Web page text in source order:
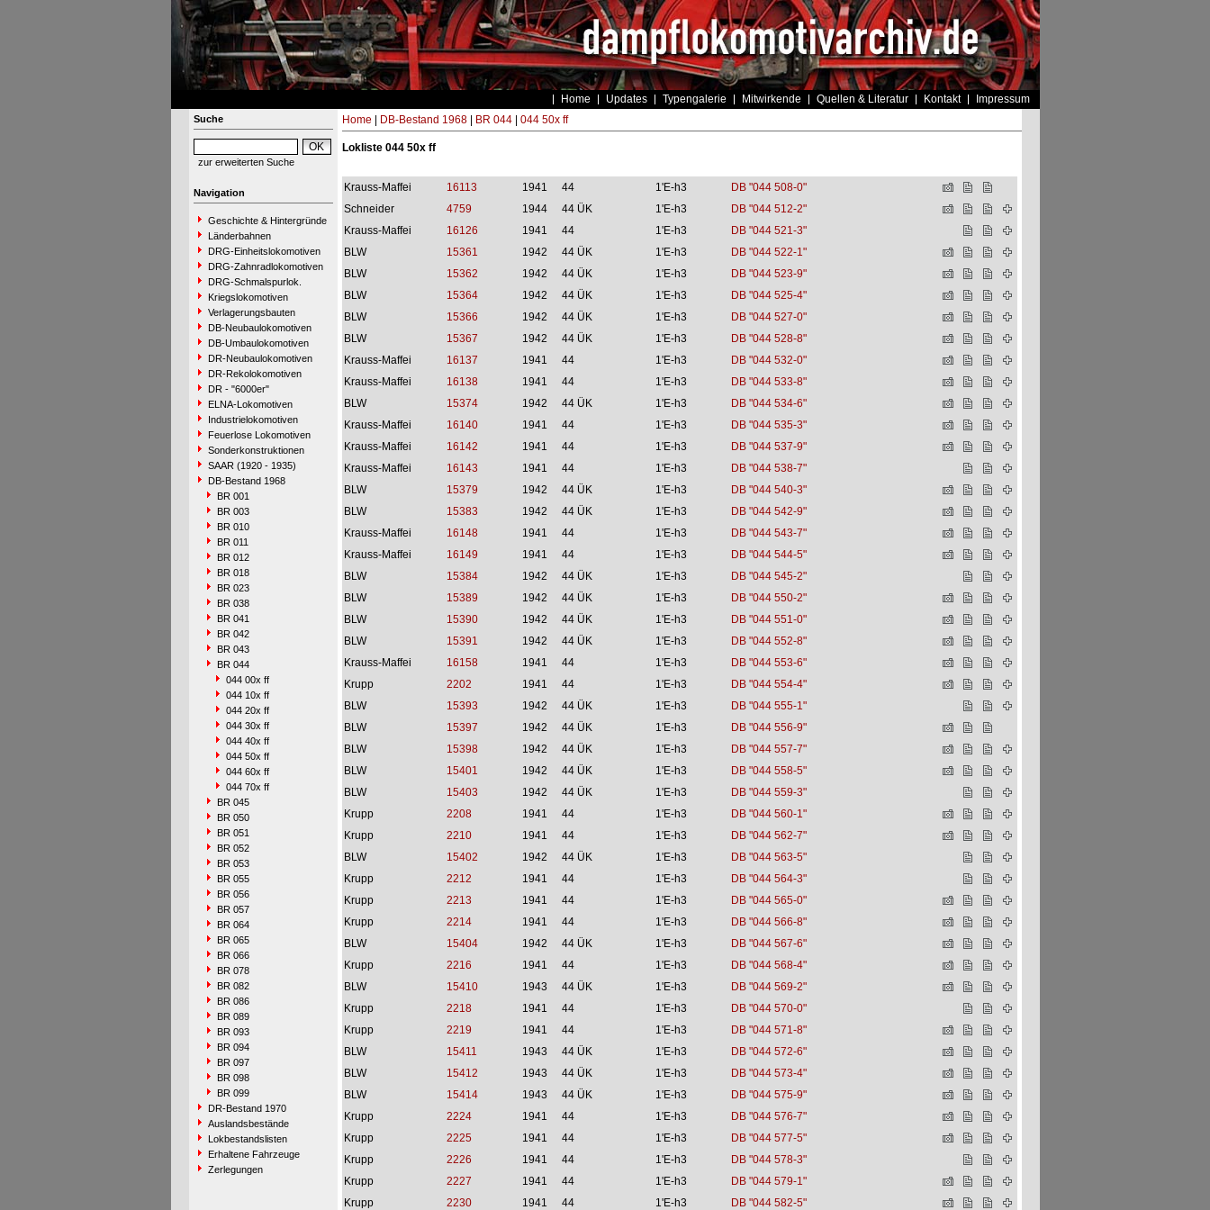
Home Updates Typengalerie Mitwirkende Quellen & Literatur Kontakt Impressum
Suche
zur erweiterten Suche
Navigation
Geschichte & Hintergründe
Länderbahnen
DRG-Einheitslokomotiven
DRG-Zahnradlokomotiven
DRG-Schmalspurlok.
Kriegslokomotiven
Verlagerungsbauten
DB-Neubaulokomotiven
DB-Umbaulokomotiven
DR-Neubaulokomotiven
DR-Rekolokomotiven
DR - "6000er"
ELNA-Lokomotiven
Industrielokomotiven
Feuerlose Lokomotiven
Sonderkonstruktionen
SAAR (1920 - 1935)
DB-Bestand 1968
BR 001
BR 003
BR 010
BR 011
BR 012
BR 018
BR 023
BR 038
BR 041
BR 042
BR 043
BR 044
044 00x ff
044 10x ff
044 20x ff
044 30x ff
044 40x ff
044 50x ff
044 60x ff
044 70x ff
BR 045
BR 050
BR 051
BR 052
BR 053
BR 055
BR 056
BR 057
BR 064
BR 065
BR 066
BR 078
BR 082
BR 086
BR 089
BR 093
BR 094
BR 097
BR 098
BR 099
DR-Bestand 1970
Auslandsbestände
Lokbestandslisten
Erhaltene Fahrzeuge
Zerlegungen
Home DB-Bestand 1968| BR 044| 044 50x ff
Lokliste 044 50x ff
Krauss-Maffei 16113 1941 44 1'E-h3
DB "044 508-0"
Schneider
4759 1944 44 ÜK 1'E-h3
DB "044 512-2"
Krauss-Maffei
16126 1941 44 1'E-h3
DB "044 521-3"
BLW
15361 1942 44 ÜK 1'E-h3
DB "044 522-1"
BLW
15362 1942 44 ÜK 1'E-h3
DB "044 523-9"
BLW
15364 1942 44 ÜK 1'E-h3
DB "044 525-4"
BLW
15366 1942 44 ÜK 1'E-h3
DB "044 527-0"
BLW
15367 1942 44 ÜK 1'E-h3
DB "044 528-8"
Krauss-Maffei
16137 1941 44 1'E-h3
DB "044 532-0"
Krauss-Maffei
16138 1941 44 1'E-h3
DB "044 533-8"
BLW
15374 1942 44 ÜK 1'E-h3
DB "044 534-6"
Krauss-Maffei
16140 1941 44 1'E-h3
DB "044 535-3"
Krauss-Maffei
16142 1941 44 1'E-h3
DB "044 537-9"
Krauss-Maffei
16143 1941 44 1'E-h3
DB "044 538-7"
BLW
15379 1942 44 ÜK 1'E-h3
DB "044 540-3"
BLW
15383 1942 44 ÜK 1'E-h3
DB "044 542-9"
Krauss-Maffei
16148 1941 44 1'E-h3
DB "044 543-7"
Krauss-Maffei
16149 1941 44 1'E-h3
DB "044 544-5"
BLW
15384 1942 44 ÜK 1'E-h3
DB "044 545-2"
BLW
15389 1942 44 ÜK 1'E-h3
DB "044 550-2"
BLW
15390 1942 44 ÜK 1'E-h3
DB "044 551-0"
BLW
15391 1942 44 ÜK 1'E-h3
DB "044 552-8"
Krauss-Maffei
16158 1941 44 1'E-h3
DB "044 553-6"
Krupp
2202 1941 44 1'E-h3
DB "044 554-4"
BLW
15393 1942 44 ÜK 1'E-h3
DB "044 555-1"
BLW
15397 1942 44 ÜK 1'E-h3
DB "044 556-9"
BLW
15398 1942 44 ÜK 1'E-h3
DB "044 557-7"
BLW
15401 1942 44 ÜK 1'E-h3
DB "044 558-5"
BLW
15403 1942 44 ÜK 1'E-h3
DB "044 559-3"
Krupp
2208 1941 44 1'E-h3
DB "044 560-1"
Krupp
2210 1941 44 1'E-h3
DB "044 562-7"
BLW
15402 1942 44 ÜK 1'E-h3
DB "044 563-5"
Krupp
2212 1941 44 1'E-h3
DB "044 564-3"
Krupp
2213 1941 44 1'E-h3
DB "044 565-0"
Krupp
2214 1941 44 1'E-h3
DB "044 566-8"
BLW
15404 1942 44 ÜK 1'E-h3
DB "044 567-6"
Krupp
2216 1941 44 1'E-h3
DB "044 568-4"
BLW
15410 1943 44 ÜK 1'E-h3
DB "044 569-2"
Krupp
2218 1941 44 1'E-h3
DB "044 570-0"
Krupp
2219 1941 44 1'E-h3
DB "044 571-8"
BLW
15411 1943 44 ÜK 1'E-h3
DB "044 572-6"
BLW
15412 1943 44 ÜK 1'E-h3
DB "044 573-4"
BLW
15414 1943 44 ÜK 1'E-h3
DB "044 575-9"
Krupp
2224 1941 44 1'E-h3
DB "044 576-7"
Krupp
2225 1941 44 1'E-h3
DB "044 577-5"
Krupp
2226 1941 44 1'E-h3
DB "044 578-3"
Krupp
2227 1941 44 1'E-h3
DB "044 579-1"
Krupp
2230 1941 44 1'E-h3 DB "044 582-5"